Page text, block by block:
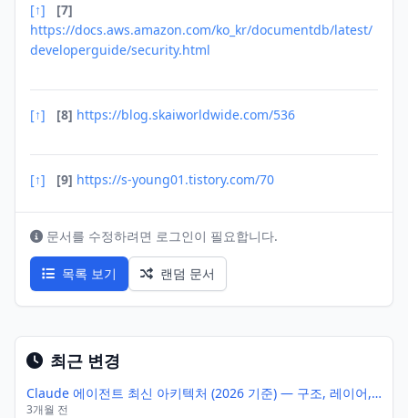
[↑]
[7]
https://docs.aws.amazon.com/ko_kr/documentdb/latest/
developerguide/security.html
[↑] [8] https://blog.skaiworldwide.com/536
[↑] [9] https://s-young01.tistory.com/70
문서를 수정하려면 로그인이 필요합니다.
목록 보기 랜덤 문서
최근 변경
Claude 에이전트 최신 아키텍처 (2026 기준) — 구조, 레이어, 그리고 실제 동작 방식
3개월 전